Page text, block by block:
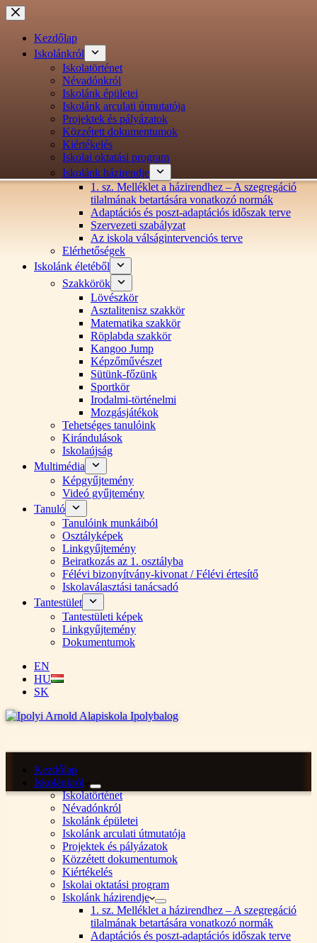
Ugrás
a
tartalomraKezdőlap
Iskolánkról
Iskolatörténet
Névadónkról
Iskolánk épületei
Iskolánk arculati útmutatója
Projektek és pályázatok
Közzétett dokumentumok
Kiértékelés
Iskolai oktatási program
Iskolánk házirendje
1. sz. Melléklet a házirendhez – A szegregáció
tilalmának betartására vonatkozó normák
Adaptációs és poszt-adaptációs időszak terve
Szervezeti szabályzat
Az iskola válságintervenciós terve
Elérhetőségek
Iskolánk életéből
Szakkörök
Lövészkör
Asztalitenisz szakkör
Matematika szakkör
Röplabda szakkör
Kangoo Jump
Képzőművészet
Sütünk-főzünk
Sportkör
Irodalmi-történelmi
Mozgásjátékok
Tehetséges tanulóink
Kirándulások
Iskolaújság
Multimédia
Képgyűjtemény
Videó gyűjtemény
Tanuló
Tanulóink munkáiból
Osztályképek
Linkgyűjtemény
Beiratkozás az 1. osztályba
Félévi bizonyítvány-kivonat / Félévi értesítő
Iskolaválasztási tanácsadó
Tantestület
Tantestületi képek
Linkgyűjtemény
Dokumentumok
EN
HU
SK
Kezdőlap
Iskolánkról
Iskolatörténet
Névadónkról
Iskolánk épületei
Iskolánk arculati útmutatója
Projektek és pályázatok
Közzétett dokumentumok
Kiértékelés
Iskolai oktatási program
Iskolánk házirendje
1. sz. Melléklet a házirendhez – A szegregáció
tilalmának betartására vonatkozó normák
Adaptációs és poszt-adaptációs időszak terve